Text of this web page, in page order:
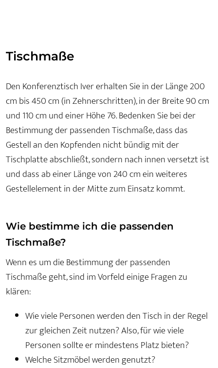
Tischmaße
Den Konferenztisch Iver erhalten Sie in der Länge 200
cm bis 450 cm (in Zehnerschritten), in der Breite 90 cm
und 110 cm und einer Höhe 76. Bedenken Sie bei der
Bestimmung der passenden Tischmaße, dass das
Gestell an den Kopfenden nicht bündig mit der
Tischplatte abschließt, sondern nach innen versetzt ist
und dass ab einer Länge von 240 cm ein weiteres
Gestellelement in der Mitte zum Einsatz kommt.
Wie bestimme ich die passenden
Tischmaße?
Wenn es um die Bestimmung der passenden
Tischmaße geht, sind im Vorfeld einige Fragen zu
klären:
Wie viele Personen werden den Tisch in der Regel
zur gleichen Zeit nutzen? Also, für wie viele
Personen sollte er mindestens Platz bieten?
Welche Sitzmöbel werden genutzt?